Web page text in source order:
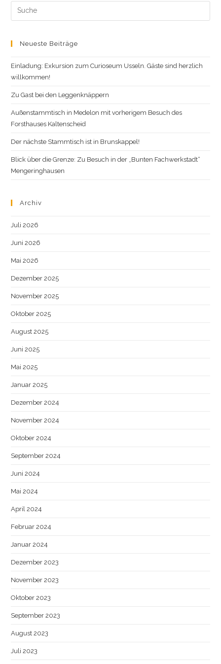
Search
this
Neueste Beiträge
Einladung: Exkursion zum Curioseum Usseln. Gäste sind herzlich
willkommen!
Zu Gast bei den Leggenknäppern
Außenstammtisch in Medelon mit vorherigem Besuch des
Forsthauses Kaltenscheid
Der nächste Stammtisch ist in Brunskappel!
Blick über die Grenze: Zu Besuch in der „Bunten Fachwerkstadt“
Mengeringhausen
Archiv
Juli 2026
Juni 2026
Mai 2026
Dezember 2025
November 2025
Oktober 2025
August 2025
Juni 2025
Mai 2025
Januar 2025
Dezember 2024
November 2024
Oktober 2024
September 2024
Juni 2024
Mai 2024
April 2024
Februar 2024
Januar 2024
Dezember 2023
November 2023
Oktober 2023
September 2023
August 2023
Juli 2023